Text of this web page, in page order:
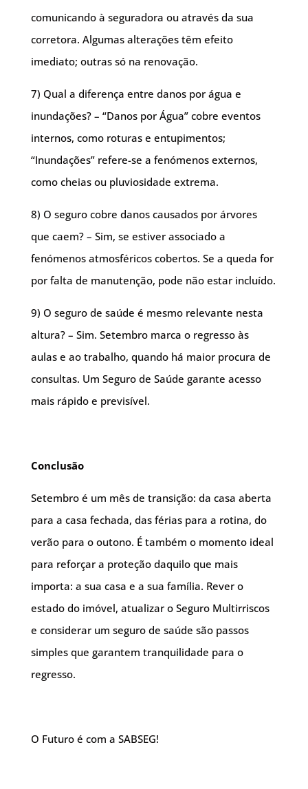
comunicando à seguradora ou através da sua
corretora. Algumas alterações têm efeito
imediato; outras só na renovação.
7) Qual a diferença entre danos por água e
inundações? – “Danos por Água” cobre eventos
internos, como roturas e entupimentos;
“Inundações” refere-se a fenómenos externos,
como cheias ou pluviosidade extrema.
8) O seguro cobre danos causados por árvores
que caem? – Sim, se estiver associado a
fenómenos atmosféricos cobertos. Se a queda for
por falta de manutenção, pode não estar incluído.
9) O seguro de saúde é mesmo relevante nesta
altura? – Sim. Setembro marca o regresso às
aulas e ao trabalho, quando há maior procura de
consultas. Um Seguro de Saúde garante acesso
mais rápido e previsível.
Conclusão
Setembro é um mês de transição: da casa aberta
para a casa fechada, das férias para a rotina, do
verão para o outono. É também o momento ideal
para reforçar a proteção daquilo que mais
importa: a sua casa e a sua família. Rever o
estado do imóvel, atualizar o Seguro Multirriscos
e considerar um seguro de saúde são passos
simples que garantem tranquilidade para o
regresso.
O Futuro é com a SABSEG!